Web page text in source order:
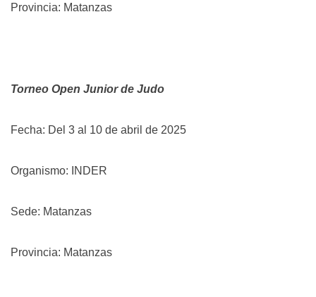
Provincia: Matanzas
Torneo Open Junior de Judo
Fecha: Del 3 al 10 de abril de 2025
Organismo: INDER
Sede: Matanzas
Provincia: Matanzas